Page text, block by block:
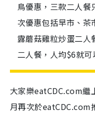
鳥優惠，三款二人
次優惠包括早市、
露蘑菇雞粒炒蛋二
二人餐，人均$6就可
大家樂eatCDC.com繼
月再次於eatCDC.com